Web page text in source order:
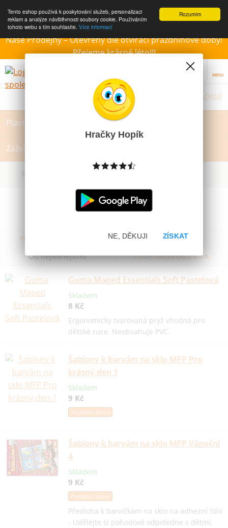
Rozumím
Tento eshop používá k poskytování služeb, personalizaci
reklam a analýze návštěvnosti soubory cookie. Používáním
tohoto webu s tím souhlasíte. Více informací
Naše Prodejny – Otevřeny dle otvírací prázdninové doby!
Přejeme krásné léto!!!
MENU
Úvod
Plastelína, modelína, Sliz
Zažehlovací korálky a podložky
Filtrovat dle dostupnosti, ceny, výrobce
Podle názvu od A do Z
Od nejdražšího
Od nejlevnějšího
Podle názvu od Z do A
Guma Maped Essentials Soft Pastelová
Skladem
8 Kč
Ergonomicky tvarovaná pryž vhodná pro
dětské ruce. Neobsahuje PVC.
Šablony k barvám na sklo MFP Pro
krásný den 1
Skladem
9 Kč
Poslední šance
Šablony k barvám na sklo MFP Vánoční
4
Skladem
9 Kč
Poslední šance
Předloha k barvičkám na sklo na adhezní fólii
- Udělejte si pohodové odpoledne s dětmi,
Hračky Hopík
ZÍSKAT
NE, DĚKUJI